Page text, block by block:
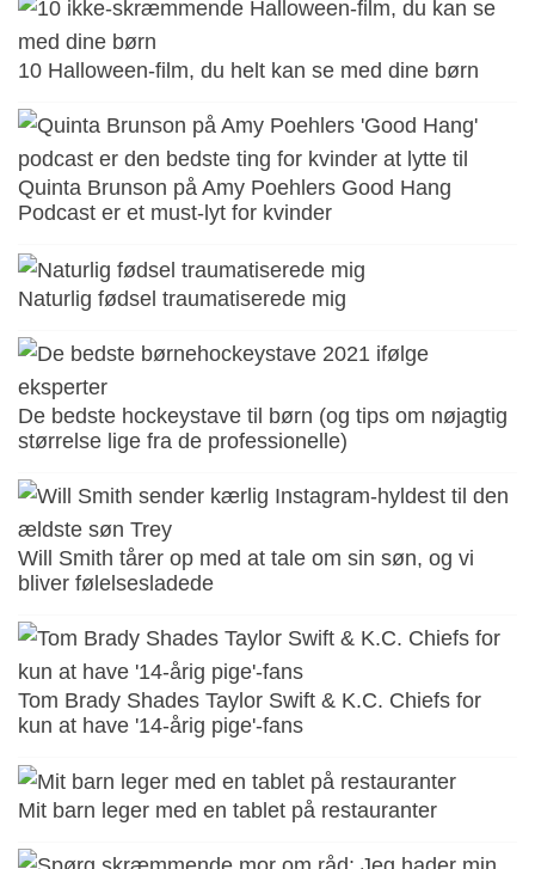
10 Halloween-film, du helt kan se med dine børn
Quinta Brunson på Amy Poehlers Good Hang
Podcast er et must-lyt for kvinder
Naturlig fødsel traumatiserede mig
De bedste hockeystave til børn (og tips om nøjagtig
størrelse lige fra de professionelle)
Will Smith tårer op med at tale om sin søn, og vi
bliver følelsesladede
Tom Brady Shades Taylor Swift & K.C. Chiefs for
kun at have '14-årig pige'-fans
Mit barn leger med en tablet på restauranter